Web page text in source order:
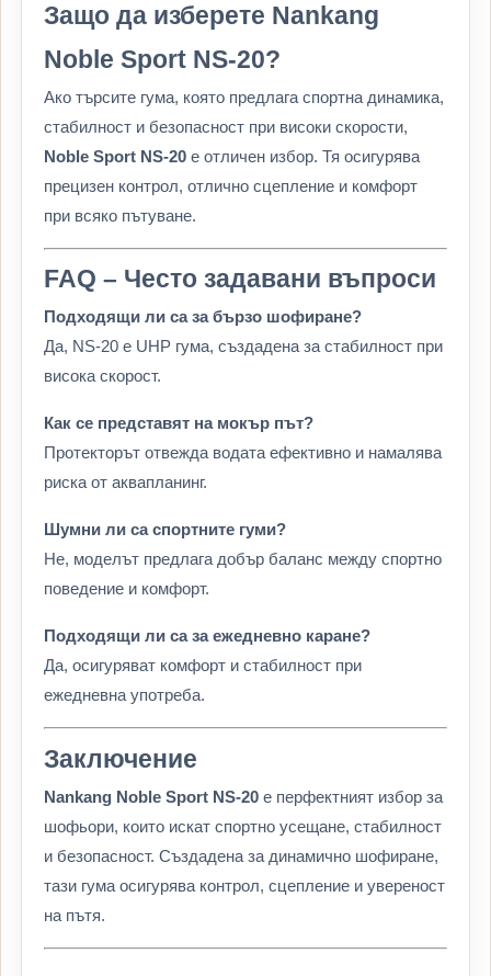
Защо да изберете Nankang
Noble Sport NS-20?
Ако търсите гума, която предлага спортна динамика,
стабилност и безопасност при високи скорости,
Noble Sport NS-20 е отличен избор. Тя осигурява
прецизен контрол, отлично сцепление и комфорт
при всяко пътуване.
FAQ – Често задавани въпроси
Подходящи ли са за бързо шофиране?
Да, NS-20 е UHP гума, създадена за стабилност при
висока скорост.
Как се представят на мокър път?
Протекторът отвежда водата ефективно и намалява
риска от аквапланинг.
Шумни ли са спортните гуми?
Не, моделът предлага добър баланс между спортно
поведение и комфорт.
Подходящи ли са за ежедневно каране?
Да, осигуряват комфорт и стабилност при
ежедневна употреба.
Заключение
Nankang Noble Sport NS-20 е перфектният избор за
шофьори, които искат спортно усещане, стабилност
и безопасност. Създадена за динамично шофиране,
тази гума осигурява контрол, сцепление и увереност
на пътя.